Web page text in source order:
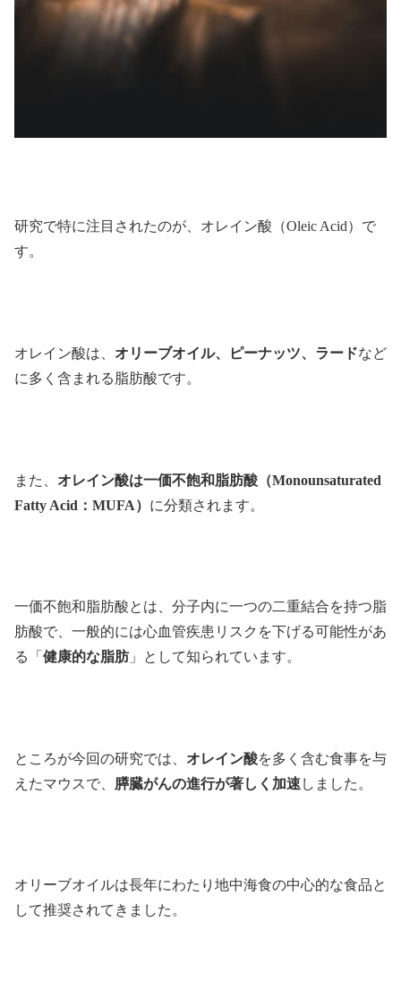
研究で特に注目されたのが、オレイン酸（Oleic Acid）で
す。
オレイン酸は、 オリーブオイル、ピーナッツ、ラードなど
に多く含まれる脂肪酸です。
また、 オレイン酸は一価不飽和脂肪酸（Monounsaturated
Fatty Acid：MUFA） に分類されます。
一価不飽和脂肪酸とは、分子内に一つの二重結合を持つ脂
肪酸で、一般的には心血管疾患リスクを下げる可能性があ
る「 健康的な脂肪」として知られています。
ところが今回の研究では、 オレイン酸を多く含む食事を与
えたマウスで、 膵臓がんの進行が著しく加速 しました。
オリーブオイルは長年にわたり地中海食の中心的な食品と
して推奨されてきました。